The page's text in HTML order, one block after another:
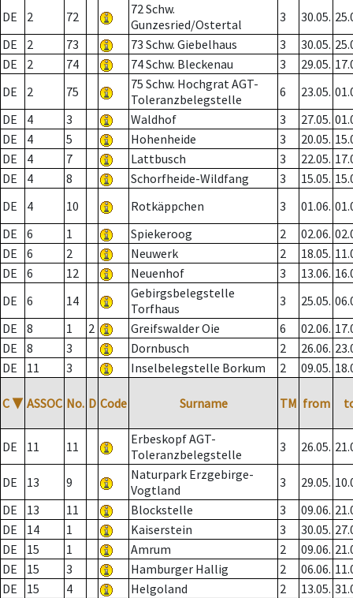
DE 2 72
72 Schw.
Gunzesried/Ostertal
3 30.05.
DE
2 73 73 Schw. Giebelhaus 3 30.05.
DE
2 74 74 Schw. Bleckenau 3 29.05.
DE
2 75
75 Schw. Hochgrat AGT-
Toleranzbelegstelle
6 23.05.
DE
4 3 Waldhof 3 27.05.
DE
4 5 Hohenheide 3 20.05.
DE
4 7 Lattbusch 3 22.05.
DE
4 8 Schorfheide-Wildfang 3 15.05.
DE
4 10 Rotkäppchen 3 01.06.
DE
6 1 Spiekeroog 2 02.06.
DE
6 2 Neuwerk 2 18.05.
DE
6 12 Neuenhof 3 13.06.
DE
6 14
Gebirgsbelegstelle
Torfhaus
3 25.05.
DE
8 1 2 Greifswalder Oie 6 02.06.
DE
8 3 Dornbusch 2 26.06.
DE
11 3 Inselbelegstelle Borkum 2 09.05.
C ▼ ASSOC No. D Code Surname TM from
DE 11 11
Erbeskopf AGT-
Toleranzbelegstelle
3 26.05.
DE 13 9
Naturpark Erzgebirge-
Vogtland
3 29.05.
DE
13 11 Blockstelle 3 09.06.
DE
14 1 Kaiserstein 3 30.05.
DE
15 1 Amrum 2 09.06.
DE
15 3 Hamburger Hallig 2 06.06.
DE
15 4 Helgoland 2 13.05.